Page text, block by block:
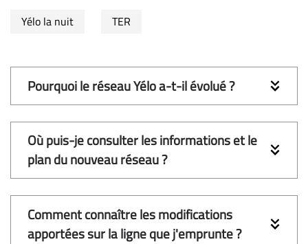
Yélo la nuit TER
Pourquoi le réseau Yélo a-t-il évolué ?
Où puis-je consulter les informations et le
plan du nouveau réseau ?
Comment connaître les modifications
apportées sur la ligne que j'emprunte ?